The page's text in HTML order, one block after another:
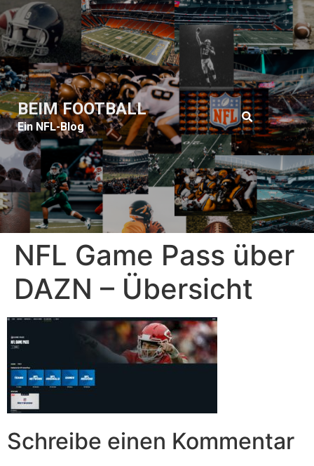
BEIM FOOTBALL
Ein NFL-Blog
NFL Game Pass über
DAZN – Übersicht
Schreibe einen Kommentar